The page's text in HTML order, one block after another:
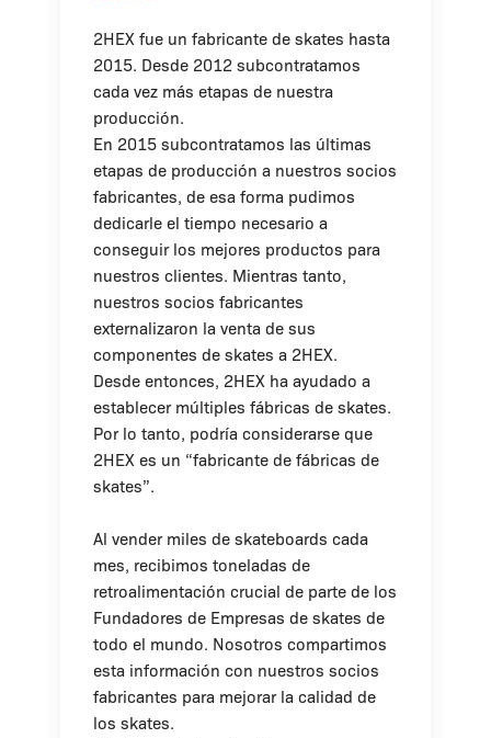
2HEX fue un fabricante de skates hasta
2015. Desde 2012 subcontratamos
cada vez más etapas de nuestra
producción.
En 2015 subcontratamos las últimas
etapas de producción a nuestros socios
fabricantes, de esa forma pudimos
dedicarle el tiempo necesario a
conseguir los mejores productos para
nuestros clientes. Mientras tanto,
nuestros socios fabricantes
externalizaron la venta de sus
componentes de skates a 2HEX.
Desde entonces, 2HEX ha ayudado a
establecer múltiples fábricas de skates.
Por lo tanto, podría considerarse que
2HEX es un “fabricante de fábricas de
skates”.
Al vender miles de skateboards cada
mes, recibimos toneladas de
retroalimentación crucial de parte de los
Fundadores de Empresas de skates de
todo el mundo. Nosotros compartimos
esta información con nuestros socios
fabricantes para mejorar la calidad de
los skates.